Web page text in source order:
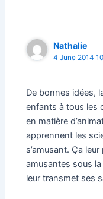
Nathalie
4 June 2014
De bonnes idées,
enfants à tous les
en matière
apprennent les
s’amusant. Ça
amusantes sous la
leur transmet ses